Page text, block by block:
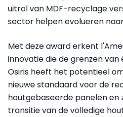
uitrol van MDF-recyclage
sector helpen evolueren
Met deze award erkent
innovatie die de grenzen
Osiris heeft het potentieel
nieuwe standaard voor de
houtgebaseerde panelen en
transitie van de volledige